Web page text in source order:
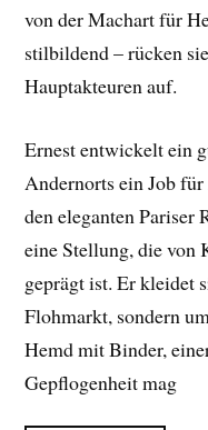
von der Machart für
stilbildend – rücken
Hauptakteuren auf.
Ernest entwickelt ein
Andernorts ein Job
den eleganten Pariser
eine Stellung, die
geprägt ist. Er kleidet
Flohmarkt, sondern
Hemd mit Binder,
Gepflogenheit mag